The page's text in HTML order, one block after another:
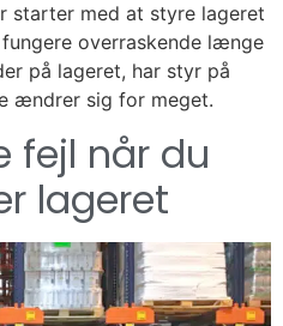
starter med at styre lageret
overraskende længe
på lageret, har styr på
ændrer sig for meget.
fejl når du
lageret